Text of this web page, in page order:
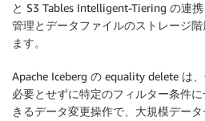
と S3 Tables Intelligent-Tiering の連
管理とデータファイルのストレージ
ます。
Apache Iceberg の equality delete は
必要とせずに特定のフィルター条件
きるデータ変更操作で、大規模デー